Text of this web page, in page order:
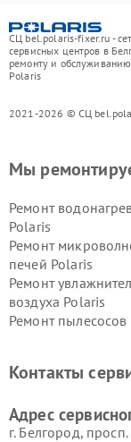
СЦ bel.polaris-fixer.ru -
сервисных центров в
ремонту и
Polaris
2021-2026 © СЦ
Мы
Ремонт
Polaris
Ремонт
печей Polaris
Ремонт
воздуха Polaris
Ремонт пылесосов
Контакты
Адрес
г. Белгород,